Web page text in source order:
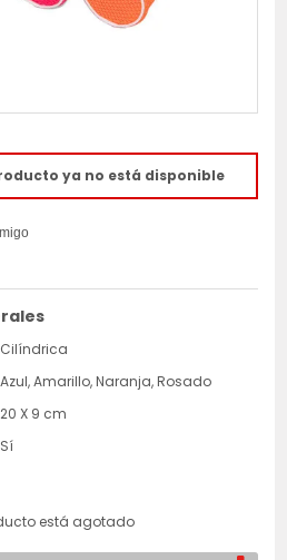
ya no está disponible
Cilíndrica
Azul, Amarillo, Naranja, Rosado
20 X 9 cm
Sí
está agotado